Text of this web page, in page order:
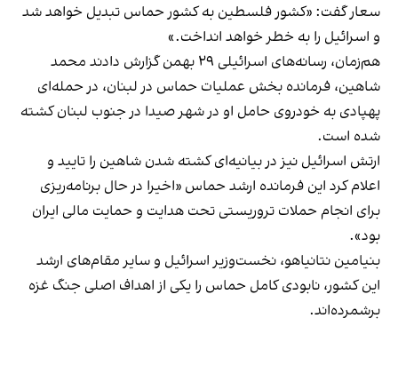
سعار گفت: «کشور فلسطین به کشور حماس تبدیل خواهد شد
و اسرائیل را به خطر خواهد انداخت.»
هم‌زمان، رسانه‌های اسرائیلی ۲۹ بهمن گزارش دادند محمد
شاهین، فرمانده بخش عملیات حماس در لبنان، در حمله‌ای
پهپادی به خودروی حامل او در شهر صیدا در جنوب لبنان کشته
شده است.
ارتش اسرائیل نیز در بیانیه‌ای کشته شدن شاهین را تایید و
اعلام کرد این فرمانده ارشد حماس «اخیرا در حال برنامه‌ریزی
برای انجام حملات تروریستی تحت هدایت و حمایت مالی ایران
بود».
بنیامین نتانیاهو، نخست‌وزیر اسرائیل و سایر مقام‌های ارشد
این کشور، نابودی کامل حماس را یکی از اهداف اصلی جنگ غزه
برشمرده‌اند.